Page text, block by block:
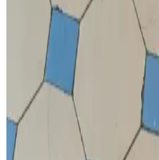
Messi çocuk kramponları, şık
özellikleriyle küçük
konforlu yapısıyla sahada fark
Nike Çocuk
Şıklığın Mükemmel
Nike çocuk sweatshirtleri,
sunar. Canlı renkler ve
ve spor giyim seçenekleri.